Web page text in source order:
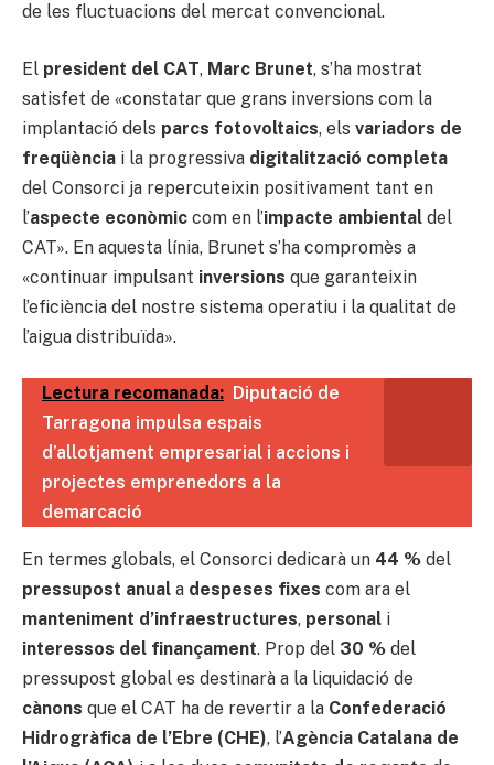
de les fluctuacions del mercat convencional.
El president del CAT, Marc Brunet, s’ha mostrat
satisfet de «constatar que grans inversions com la
implantació dels parcs fotovoltaics, els variadors de
freqüència i la progressiva digitalització completa
del Consorci ja repercuteixin positivament tant en
l’aspecte econòmic com en l’impacte ambiental del
CAT». En aquesta línia, Brunet s’ha compromès a
«continuar impulsant inversions que garanteixin
l’eficiència del nostre sistema operatiu i la qualitat de
l’aigua distribuïda».
Lectura recomanada: Diputació de
Tarragona impulsa espais
d’allotjament empresarial i accions i
projectes emprenedors a la
demarcació
En termes globals, el Consorci dedicarà un 44 % del
pressupost anual a despeses fixes com ara el
manteniment d’infraestructures, personal i
interessos del finançament. Prop del 30 % del
pressupost global es destinarà a la liquidació de
cànons que el CAT ha de revertir a la Confederació
Hidrogràfica de l’Ebre (CHE), l’Agència Catalana de